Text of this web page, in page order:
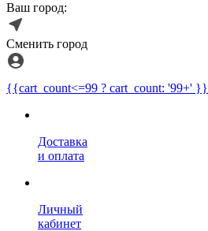
Ваш город:
Сменить город
{{cart_count<=99 ? cart_count: '99+' }}
Доставка
и оплата
Личный
кабинет